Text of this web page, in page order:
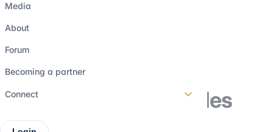
Media
About
Forum
Becoming a partner
Connect
nationale sur les
choix de carrière des
étudiants